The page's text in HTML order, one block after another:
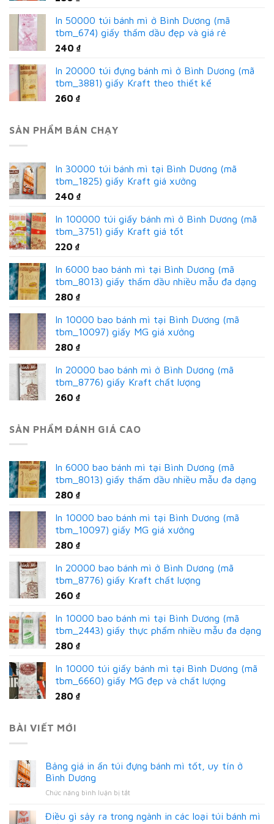
In 50000 túi bánh mì ở Bình Dương (mã
tbm_674) giấy thấm dầu đẹp và giá rẻ
240 ₫
In 20000 túi đựng bánh mì ở Bình Dương (mã
tbm_3881) giấy Kraft theo thiết kế
260 ₫
SẢN PHẨM BÁN CHẠY
In 30000 túi bánh mì tại Bình Dương (mã
tbm_1825) giấy Kraft giá xưởng
240 ₫
In 100000 túi giấy bánh mì ở Bình Dương (mã
tbm_3751) giấy Kraft giá tốt
220 ₫
In 6000 bao bánh mì tại Bình Dương (mã
tbm_8013) giấy thấm dầu nhiều mẫu đa dạng
280 ₫
In 10000 bao bánh mì tại Bình Dương (mã
tbm_10097) giấy MG giá xưởng
280 ₫
In 20000 bao bánh mì ở Bình Dương (mã
tbm_8776) giấy Kraft chất lượng
260 ₫
SẢN PHẨM ĐÁNH GIÁ CAO
In 6000 bao bánh mì tại Bình Dương (mã
tbm_8013) giấy thấm dầu nhiều mẫu đa dạng
280 ₫
In 10000 bao bánh mì tại Bình Dương (mã
tbm_10097) giấy MG giá xưởng
280 ₫
In 20000 bao bánh mì ở Bình Dương (mã
tbm_8776) giấy Kraft chất lượng
260 ₫
In 10000 bao bánh mì tại Bình Dương (mã
tbm_2443) giấy thực phẩm nhiều mẫu đa dạng
280 ₫
In 10000 túi giấy bánh mì tại Bình Dương (mã
tbm_6660) giấy MG đẹp và chất lượng
280 ₫
BÀI VIẾT MỚI
Bảng giá in ấn túi đựng bánh mì tốt, uy tín ở
Bình Dương
Chức năng bình luận bị tắtở
Điều gì sảy ra trong ngành in các loại túi bánh mì